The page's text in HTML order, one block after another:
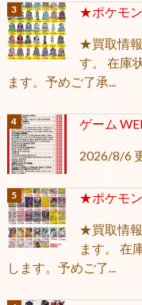
★ポケモ
★買取情
す。 在庫
ます。予めご了承...
ゲーム
2026/8/6
★ポケモ
★買取情
ます。 在
します。予めご了...